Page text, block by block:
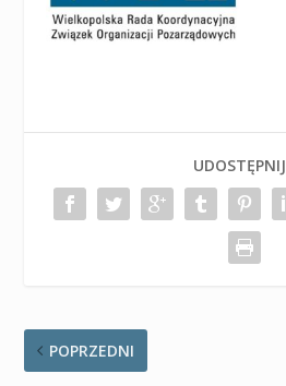
UDOSTĘPNIJ
POPRZEDNI